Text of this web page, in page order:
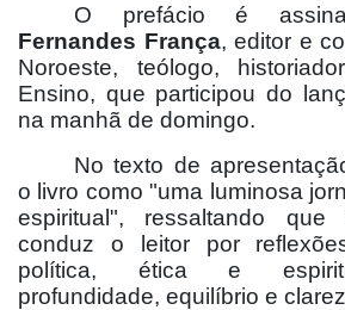
O prefácio é
Fernandes França, editor e
Noroeste, teólogo,
Ensino, que participou do
na manhã de domingo.
No texto de
o livro como "uma luminosa
espiritual", ressaltando que
conduz o leitor por
política, ética e
profundidade, equilíbrio e